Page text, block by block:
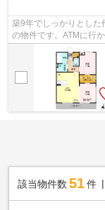
築9年でしっかりとした
の物件です。ATMに行
該当物件数 51件